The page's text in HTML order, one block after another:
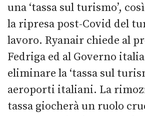
una ‘tassa sul turismo’,
la ripresa post-Covid del
lavoro. Ryanair chiede al
Fedriga ed al Governo
eliminare la ‘tassa sul
aeroporti italiani. La
tassa giocherà un ruolo